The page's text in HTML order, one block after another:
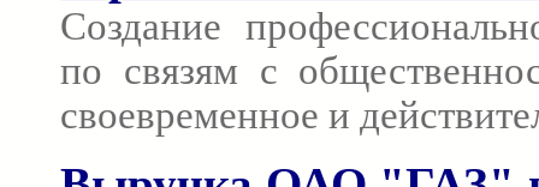
Создание
по связям с
своевременное и